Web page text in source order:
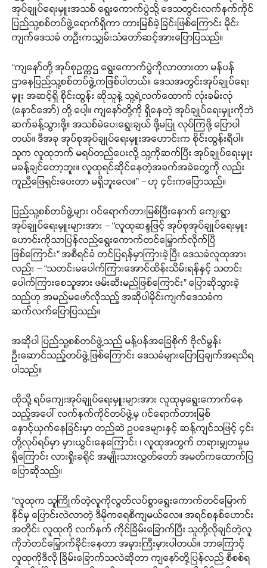
အုပ်ချုပ်ရေးမှူးအသစ် ရွေးကောက်ပွဲသို့ ဒေသတွင်းလက်နက်ကိုင်
ပြည်သူ့စစ်တပ်ဖွဲ့ရောက်ရှိကာ တားမြစ်ခဲ့ခြင်းဖြစ်ကြောင်း မိုင်း
ကျက်ဒေသခံ တဦးကသျှမ်းသံတော်ဆင့်အားပြောပြသည်။
“ကျနော်တို့ အုပ်စုဥက္ကဌ ရွေးကောက်ပွဲကိုလာတားတာ မန်ပန်
ဌာနေပြည်သူ့စစ်တပ်ဖွဲ့ကဖြစ်ပါတယ်။ ဒေသအတွင်းအုပ်ချုပ်ရေး
မှူး အဆင့်ရှိ စိုင်းထွန်း ဆိုသူနဲ့ သူ့ရဲ့လက်ထောက် လုံးခမ်းလုံ
(နောင်အော်) တို့ ပေါ့။ ကျနော်တို့ကို ရှိနေတဲ့ အုပ်ချုပ်ရေးမှူးကိုဘဲ
ဆက်ခန့်သွားဖို့။ အသစ်မဲပေးရွေးချယ် ဖို့မပြု လုပ်ကြဖို့ ပြောပါ
တယ်။ ဒီအခု အုပ်စုအုပ်ချုပ်ရေးမှူးအဟောင်းက စိုင်းထွန်းရီပါ။
သူက လူထုဘက် မရပ်တည်ပေးလို့ သူ့ကိုဆက်ပြီး အုပ်ချုပ်ရေးမှူး
မခန့်ချင်တော့ဘူး။ လူထုရင်ဆိုင်နေတဲ့အခက်အခဲတွေကို လည်း
ကူညီဖြေရှင်းပေးတာ မရှိဘူးလေ။” – ဟု ၄င်းကပြောသည်။
ပြည်သူ့စစ်တပ်ဖွဲ့များ ၀င်ရောက်တားမြစ်ပြီးနောက် ကျေးရွာ
အုပ်ချုပ်ရေးမှူးများအား – “လူထုဆန္ဒဖြင့် အုပ်စုအုပ်ချုပ်ရေးမှူး
ဟောင်းကိုသာပြန်လည်ရွေးကောက်တင်မြှောက်လိုက်ပြီ
ဖြစ်ကြောင်း” အစီရင်ခံ တင်ပြရန်မှာကြားခဲ့ပြီး ဒေသခံလူထုအား
လည်း – “သတင်းမပေါက်ကြားအောင်ထိန်းသိမ်းရန်နှင့် သတင်း
ပေါက်ကြားစေသူအား ဖမ်းဆီးမည်ဖြစ်ကြောင်း” ပြောဆိုသွားခဲ့
သည်ဟု အမည်မဖော်လိုသည့် အဆိုပါမိုင်းကျက်ဒေသခံက
ဆက်လက်ပြောပြသည်။
အဆိုပါ ပြည်သူ့စစ်တပ်ဖွဲ့သည် မန့်ပန်အခြေစိုက် ဗိုလ်မွန်း
ဦးဆောင်သည့်တပ်ဖွဲ့ဖြစ်ကြောင်း ဒေသခံများပြောပြချက်အရသိရ
ပါသည်။
ထိုသို့ ရပ်ကျေးအုပ်ချုပ်ရေးမှူးများအား လူထုမှရွေးကောက်နေ
သည့်အပေါ် လက်နက်ကိုင်တပ်ဖွဲ့မှ ၀င်ရောက်တားမြစ်
နှောင့်ယှက်နေခြင်းမှာ တည်ဆဲ ဥပဒေများနှင့် ဆန့်ကျင်သဖြင့် ၄င်း
တို့လုပ်ရပ်မှာ မှားယွင်းနေကြောင်း ၊ လူထုအတွက် တရားမျှတမှုမ
ရှိကြောင်း လားရှိုးခရိုင် အမျိုးသားလွှတ်တော် အမတ်ကထောက်ပြ
ပြောဆိုသည်။
“လူထုက သူကြိုက်တဲ့လူကိုလွတ်လပ်စွာရွေးကောက်တင်မြောက်
နိုင်မှ ပြောင်းလဲလာတဲ့ ဒီမိုကရေစီကျမယ်လေ။ အရင်စနစ်ဟောင်း
အတိုင်း လူထုကို လက်နက် ကိုင်ခြိမ်းခြောက်ပြီး သူတို့လိုချင်တဲ့လူ
ကိုဘဲတင်မြှောက်ခိုင်းနေတာ အမှားကြီးမှားပါတယ်။ ဘာကြောင့်
လူထုကိုဒီလို ခြိမ်းခြောက်သလဲဆိုတာ ကျနော်တို့ပြန်လည် စီစစ်ရ